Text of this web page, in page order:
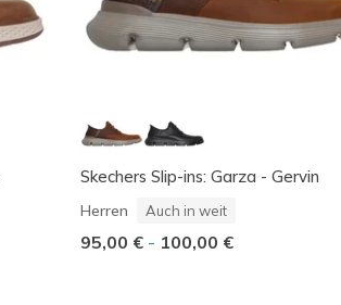
Skechers Slip-ins: Garza - Gervin
Herren Auch in weit
95,00 € - 100,00 €